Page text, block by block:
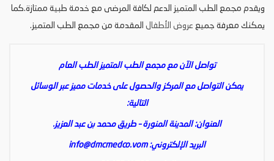
ويقدم مجمع الطب المتميز الدعم لكافة المرضى مع خدمة طبية ممتازة.كما
يمكنك معرفة جميع عروض الأطفال المقدمة من مجمع الطب المتميز.
تواصل الآن مع مجمع الطب المتميز الطب العام
يمكن التواصل مع المركز والحصول على خدمات مميز عبر الوسائل
التالية:
العنوان: المدينة المنورة – طريق محمد بن عبد العزيز.
البريد الإلكتروني:info@dmcmedco.vom